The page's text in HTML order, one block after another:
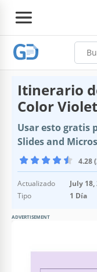
Itinerario
Color
Usar esto gratis
Slides and
4.28
Actualizado
July 18,
Tipo
1 Día
ADVERTISEMENT